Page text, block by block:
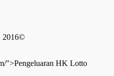
2016©
">Pengeluaran HK Lotto